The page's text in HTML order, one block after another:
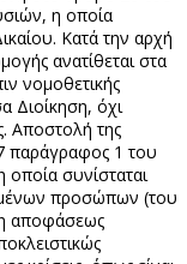
η οποία
Κατά την αρχή
ανατίθεται στα
νομοθετικής
Διοίκηση, όχι
Αποστολή της
παράγραφος 1 του
συνίσταται
προσώπων (του
αποφάσεως